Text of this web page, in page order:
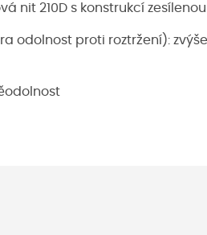
nit 210D s konstrukcí
odolnost proti roztržení):